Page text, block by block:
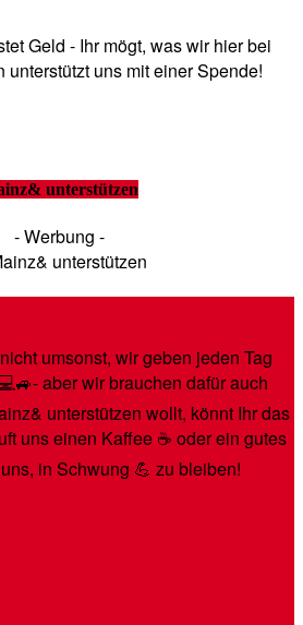
Geld - Ihr mögt, was wir hier bei
unterstützt uns mit einer Spende!
unterstützen
- Werbung -
umsonst, wir geben jeden Tag
aber wir brauchen dafür auch
unterstützen wollt, könnt Ihr das
uns einen Kaffee ☕️ oder ein gutes
in Schwung 💪 zu bleiben!